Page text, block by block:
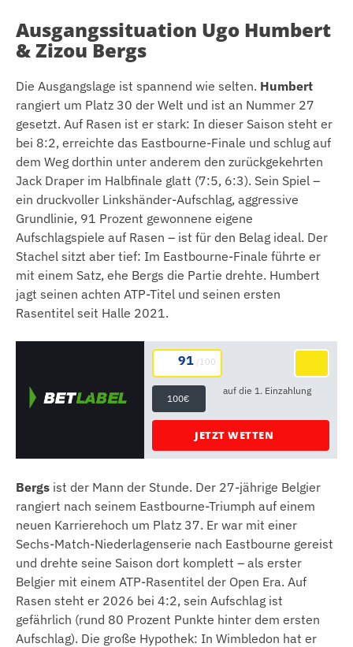
Ausgangssituation Ugo Humbert
& Zizou Bergs
Die Ausgangslage ist spannend wie selten. Humbert
rangiert um Platz 30 der Welt und ist an Nummer 27
gesetzt. Auf Rasen ist er stark: In dieser Saison steht er
bei 8:2, erreichte das Eastbourne-Finale und schlug auf
dem Weg dorthin unter anderem den zurückgekehrten
Jack Draper im Halbfinale glatt (7:5, 6:3). Sein Spiel –
ein druckvoller Linkshänder-Aufschlag, aggressive
Grundlinie, 91 Prozent gewonnene eigene
Aufschlagspiele auf Rasen – ist für den Belag ideal. Der
Stachel sitzt aber tief: Im Eastbourne-Finale führte er
mit einem Satz, ehe Bergs die Partie drehte. Humbert
jagt seinen achten ATP-Titel und seinen ersten
Rasentitel seit Halle 2021.
91 /100
100€
auf die 1. Einzahlung
JETZT WETTEN
Bergs ist der Mann der Stunde. Der 27-jährige Belgier
rangiert nach seinem Eastbourne-Triumph auf einem
neuen Karrierehoch um Platz 37. Er war mit einer
Sechs-Match-Niederlagenserie nach Eastbourne gereist
und drehte seine Saison dort komplett – als erster
Belgier mit einem ATP-Rasentitel der Open Era. Auf
Rasen steht er 2026 bei 4:2, sein Aufschlag ist
gefährlich (rund 80 Prozent Punkte hinter dem ersten
Aufschlag). Die große Hypothek: In Wimbledon hat er